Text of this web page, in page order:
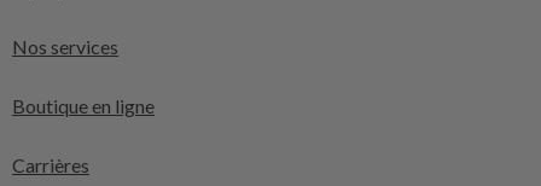
Nos services
Boutique en ligne
Carrières